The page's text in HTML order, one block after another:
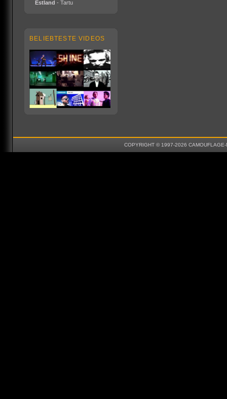
Estland - Tartu
BELIEBTESTE VIDEOS
COPYRIGHT © 1997-2026 CAMOUFLAGE-